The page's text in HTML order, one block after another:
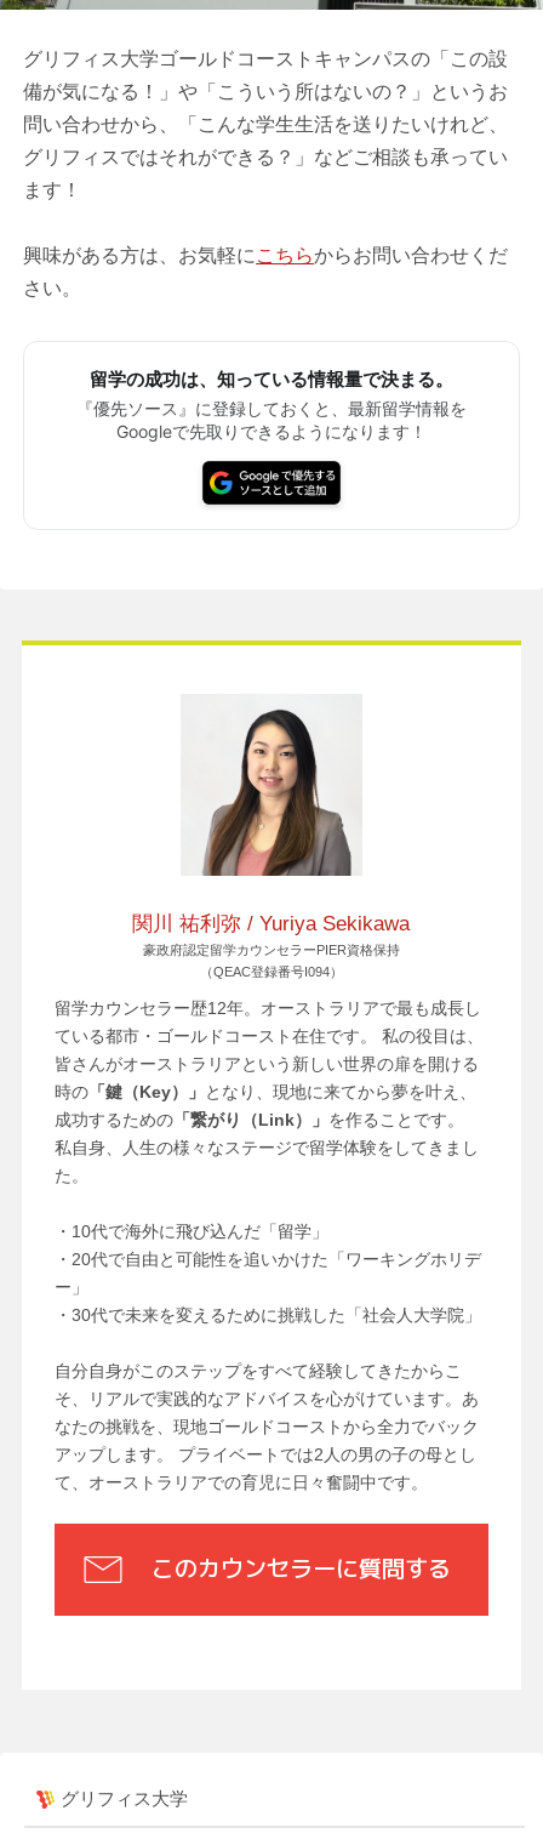
グリフィス大学ゴールドコーストキャンパスの「この設
備が気になる！」や「こういう所はないの？」というお
問い合わせから、「こんな学生生活を送りたいけれど、
グリフィスではそれができる？」などご相談も承ってい
ます！
興味がある方は、お気軽に こちらからお問い合わせくだ
さい。
留学の成功は、知っている情報量で決まる。
『優先ソース』に登録しておくと、最新留学情報を
Googleで先取りできるようになります！
関川 祐利弥 / Yuriya Sekikawa
豪政府認定留学カウンセラーPIER資格保持
（QEAC登録番号I094）
留学カウンセラー歴12年。オーストラリアで最も成長し
ている都市・ゴールドコースト在住です。 私の役目は、
皆さんがオーストラリアという新しい世界の扉を開ける
時の「鍵（Key）」 となり、現地に来てから夢を叶え、
成功するための「繋がり（Link）」 を作ることです。
私自身、人生の様々なステージで留学体験をしてきまし
た。
・10代で海外に飛び込んだ「留学」
・20代で自由と可能性を追いかけた「ワーキングホリデ
ー」
・30代で未来を変えるために挑戦した「社会人大学院」
自分自身がこのステップをすべて経験してきたからこ
そ、リアルで実践的なアドバイスを心がけています。あ
なたの挑戦を、現地ゴールドコーストから全力でバック
アップします。 プライベートでは2人の男の子の母とし
て、オーストラリアでの育児に日々奮闘中です。
このカウンセラーに質問する
グリフィス大学